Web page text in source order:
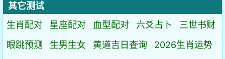
其它测试
生肖配对
星座配对 血型配对 六爻占卜
三世书财
眼跳预测
生男生女 黄道吉日查询 2026生肖运势